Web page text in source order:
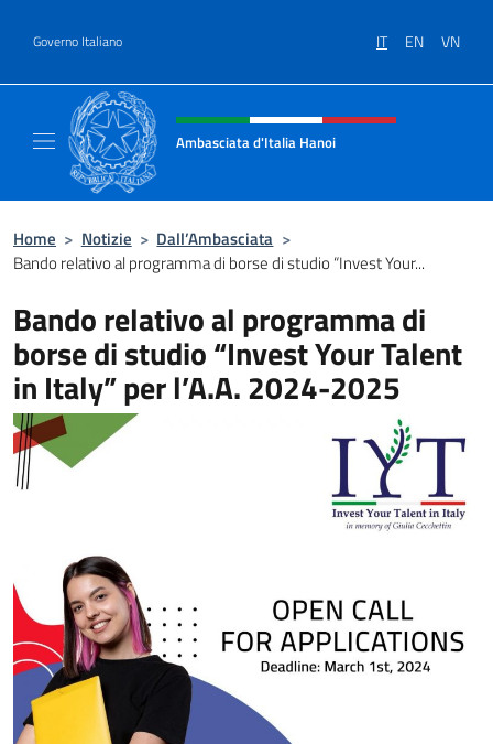
Governo Italiano IT EN VN
Intestazione sito, social e menù
Ambasciata d'Italia Hanoi
Home > Notizie > Dall’Ambasciata >
Bando relativo al programma di borse di studio “Invest Your...
Bando relativo al programma di
borse di studio “Invest Your Talent
in Italy” per l’A.A. 2024-2025